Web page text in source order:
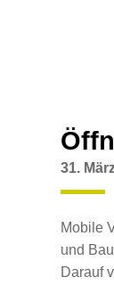
31.
Mobile
und
Darauf